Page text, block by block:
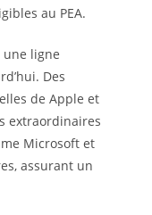
au PEA.
ligne
Des
de Apple et
extraordinaires
Microsoft et
assurant un